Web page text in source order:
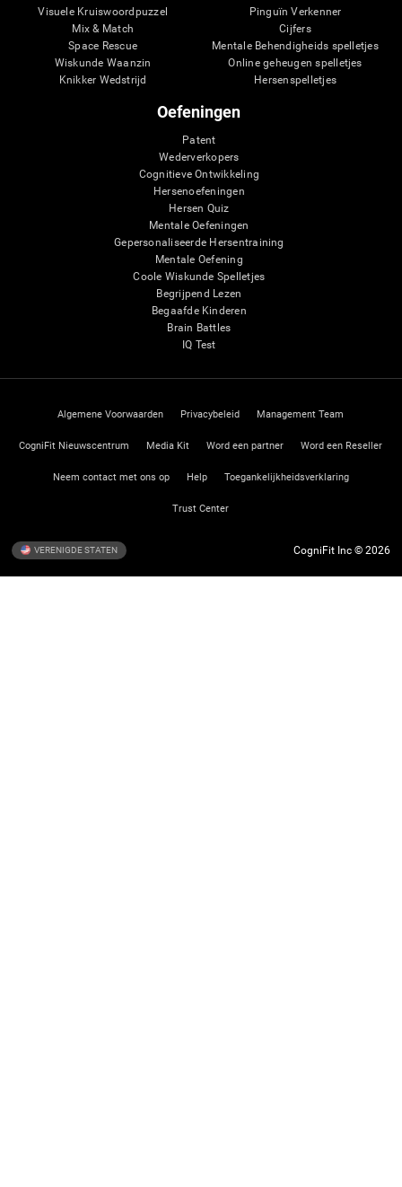
Visuele Kruiswoordpuzzel
Mix & Match
Space Rescue
Wiskunde Waanzin
Knikker Wedstrijd
Pinguïn Verkenner
Cijfers
Mentale Behendigheids spelletjes
Online geheugen spelletjes
Hersenspelletjes
Oefeningen
Patent
Wederverkopers
Cognitieve Ontwikkeling
Hersenoefeningen
Hersen Quiz
Mentale Oefeningen
Gepersonaliseerde Hersentraining
Mentale Oefening
Coole Wiskunde Spelletjes
Begrijpend Lezen
Begaafde Kinderen
Brain Battles
IQ Test
Algemene Voorwaarden Privacybeleid Management Team
CogniFit Nieuwscentrum Media Kit Word een partner Word een Reseller
Neem contact met ons op Help Toegankelijkheidsverklaring
Trust Center
VERENIGDE STATEN CogniFit Inc © 2026